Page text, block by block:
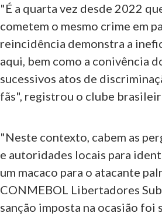
"É a quarta vez desde 2022
cometem o mesmo crime em
reincidência demonstra a
aqui, bem como a conivência
sucessivos atos de
fãs", registrou o clube
"Neste contexto, cabem as
e autoridades locais para
um macaco para o atacante
CONMEBOL Libertadores
sanção imposta na ocasião